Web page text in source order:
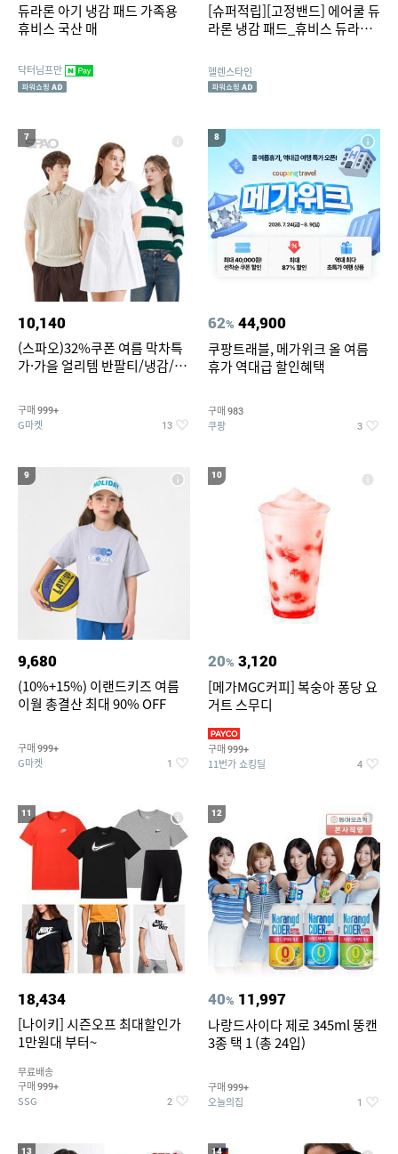
듀라론 아기 냉감 패드 가족용
휴비스 국산 매
닥터님프만
[슈퍼적립][고정밴드] 에어쿨 듀
라론 냉감 패드_휴비스 듀라론
가]
헬렌스타인
7
10,140
(스파오)32%쿠폰 여름 막차특
가·가을 얼리템 반팔티/냉감/반
건 외 ~74%OFF
구매 999+
G마켓 13
8
62% 44,900
쿠팡트래블, 메가위크 올 여름
휴가 역대급 할인혜택
구매 983
쿠팡 3
9
9,680
(10%+15%) 이랜드키즈 여름
이월 총결산 최대 90% OFF
구매 999+
G마켓 1
10
20% 3,120
[메가MGC커피] 복숭아 퐁당 요
거트 스무디
구매 999+
11번가 쇼킹딜 4
11
18,434
[나이키] 시즌오프 최대할인가
1만원대 부터~
무료배송
구매 999+
SSG 2
12
40% 11,997
나랑드사이다 제로 345ml 뚱캔
3종 택 1 (총 24입)
구매 999+
오늘의집 1
13 14